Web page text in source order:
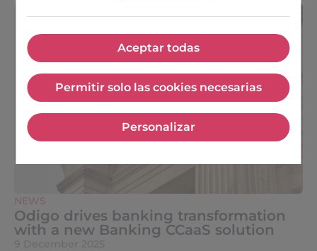
Aceptar todas
Permitir solo las cookies necesarias
Permitir solo las cookies
Personalizar
NEWS
Odigo drives banking transformation
with a new Banking CCaaS solution